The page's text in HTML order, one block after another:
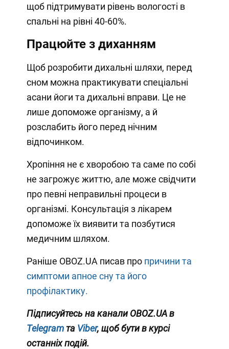
щоб підтримувати рівень вологості в
спальні на рівні 40-60%.
Працюйте з диханням
Щоб розробити дихальні шляхи, перед
сном можна практикувати спеціальні
асани йоги та дихальні вправи. Це не
лише допоможе організму, а й
розслабить його перед нічним
відпочинком.
Хропіння не є хворобою та саме по собі
не загрожує життю, але може свідчити
про певні неправильні процеси в
організмі. Консультація з лікарем
допоможе їх виявити та позбутися
медичним шляхом.
Раніше OBOZ.UA писав про причини та
симптоми апное сну та його
профілактику.
Підписуйтесь на канали OBOZ.UA в
Telegram та Viber, щоб бути в курсі
останніх подій.